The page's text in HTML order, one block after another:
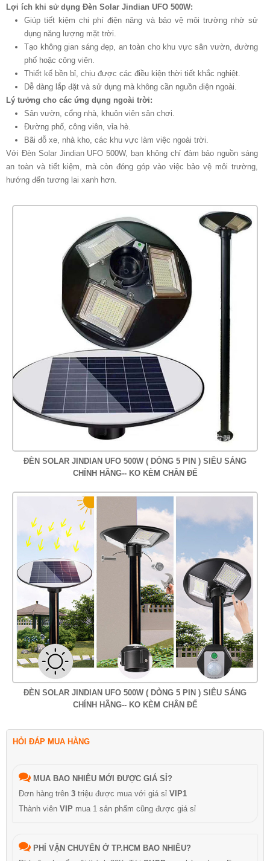
Lợi ích khi sử dụng Đèn Solar Jindian UFO 500W:
Giúp tiết kiệm chi phí điện năng và bảo vệ môi trường nhờ sử
dụng năng lượng mặt trời.
Tạo không gian sáng đẹp, an toàn cho khu vực sân vườn, đường
phố hoặc công viên.
Thiết kế bền bỉ, chịu được các điều kiện thời tiết khắc nghiệt.
Dễ dàng lắp đặt và sử dụng mà không cần nguồn điện ngoài.
Lý tưởng cho các ứng dụng ngoài trời:
Sân vườn, cổng nhà, khuôn viên sân chơi.
Đường phố, công viên, vỉa hè.
Bãi đỗ xe, nhà kho, các khu vực làm việc ngoài trời.
Với Đèn Solar Jindian UFO 500W, bạn không chỉ đảm bảo nguồn sáng
an toàn và tiết kiệm, mà còn đóng góp vào việc bảo vệ môi trường,
hướng đến tương lai xanh hơn.
ĐÈN SOLAR JINDIAN UFO 500W ( DÒNG 5 PIN ) SIÊU SÁNG
CHÍNH HÃNG-- KO KÈM CHÂN ĐẾ
ĐÈN SOLAR JINDIAN UFO 500W ( DÒNG 5 PIN ) SIÊU SÁNG
CHÍNH HÃNG-- KO KÈM CHÂN ĐẾ
HỎI ĐÁP MUA HÀNG
MUA BAO NHIÊU MỚI ĐƯỢC GIÁ SỈ?
Đơn hàng trên 3 triệu được mua với giá sỉ VIP1
Thành viên VIP mua 1 sản phẩm cũng được giá sỉ
PHÍ VẬN CHUYỂN Ở TP.HCM BAO NHIÊU?